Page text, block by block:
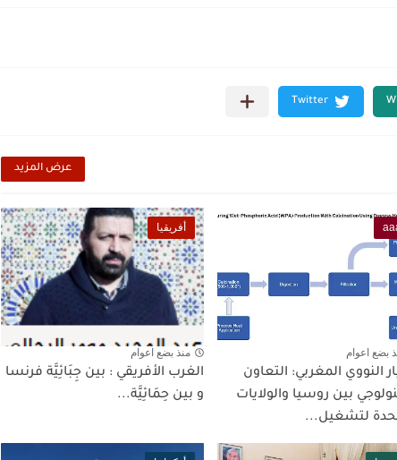
عرض المزيد
بضع اعوام
النووي المغربي: التعاون
بين روسيا والولايات
لتشغيل...
أفريقيا
منذ بضع اعوام
الغرب الأفريقي : بين جِبَائِيَّة فرنسا
و بين حِمَائِيَّة...